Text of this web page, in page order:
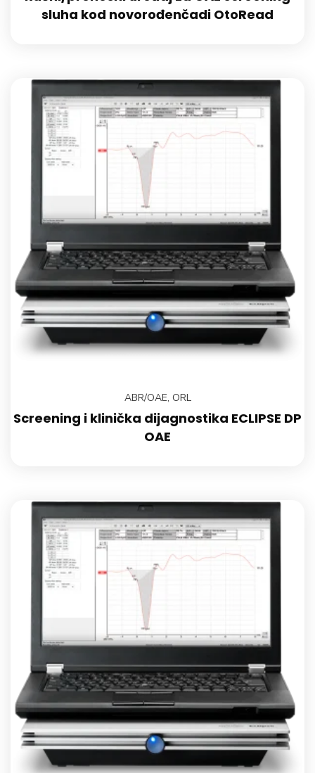
sluha kod novorođenčadi OtoRead
ABR/OAE, ORL
Screening i klinička dijagnostika ECLIPSE DP
OAE